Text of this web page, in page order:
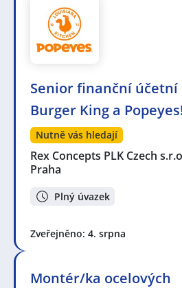
Senior finanční účetní
Burger King a
Nutně vás hledají
Rex Concepts PLK Czech
Praha
Plný úvazek
Zveřejněno: 4. srpna
Montér/ka ocelových